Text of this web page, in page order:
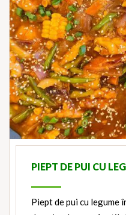
PIEPT DE PUI CU
Piept de pui cu legume